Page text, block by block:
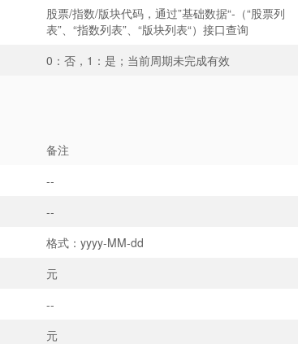
股票/指数/版块代码，通过”基础数据“-（“股票列
表”、“指数列表”、“版块列表“）接口查询
0：否，1：是；当前周期未完成有效
备注
--
--
格式：yyyy-MM-dd
元
--
元